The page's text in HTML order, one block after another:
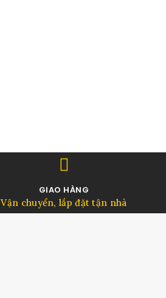
GIAO HÀNG
Vận chuyển, lắp đặt tận nhà